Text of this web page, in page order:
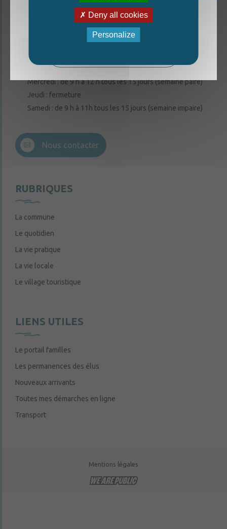
6 rue de la Harderie, 49220 Thorigné d’Anjou
Lundi, mardi, vendredi : de 9 h à 12 h
Mercredi : de 9 h à 12 h tous les 15 jours (semaine paire)
Jeudi : fermeture
Samedi : de 9 h à 11h tous les 15 jours (semaine impaire)
Nous contacter
RUBRIQUES
La commune
Le quotidien
La vie pratique
La vie locale
Le village touristique
LIENS UTILES
Le portail familles
Les permanences des élus
Nouveaux arrivants
Toutes mes démarches en ligne
Transport
Mentions légales
La nouvelle édition du Mag est arrivée!
Deny all cookies
Personalize